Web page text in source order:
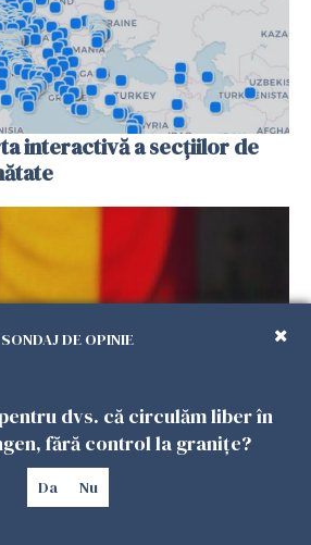
interactivă a secțiilor de
diaspora. Românii din
obține cartea de
SONDAJ DE OPINIE
dvs. că circulăm liber în
fără control la granițe?
Da Nu